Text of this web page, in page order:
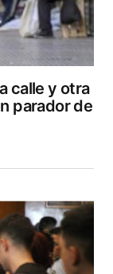
calle y otra
parador de